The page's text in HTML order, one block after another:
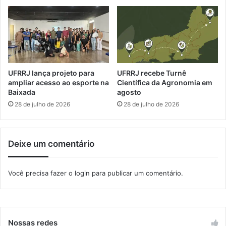
e
S
e
o
p
é
d
i
c
r
c
e
n
d
á
r
i
S
U
p
a
c
UFRRJ lança projeto para
ampliar acesso ao esporte na
Baixada
28 de julho de 2026
UFRRJ recebe Turnê
Científica da Agronomia em
agosto
28 de julho de 2026
Deixe um comentário
Você precisa fazer o login para publicar um comentário.
Nossas redes